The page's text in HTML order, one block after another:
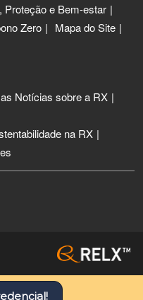
Proteção e Bem-estar
Zero
Mapa do Site
Notícias sobre a RX
na RX